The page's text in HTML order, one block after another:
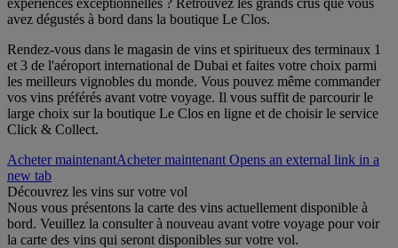
expériences exceptionnelles ? Retrouvez les grands crus que vous
avez dégustés à bord dans la boutique Le Clos.
Rendez-vous dans le magasin de vins et spiritueux des terminaux 1
et 3 de l'aéroport international de Dubai et faites votre choix parmi
les meilleurs vignobles du monde. Vous pouvez même commander
vos vins préférés avant votre voyage. Il vous suffit de parcourir le
large choix sur la boutique Le Clos en ligne et de choisir le service
Click & Collect.
Acheter maintenantAcheter maintenant Opens an external link in a
new tab
Découvrez les vins sur votre vol
Nous vous présentons la carte des vins actuellement disponible à
bord. Veuillez la consulter à nouveau avant votre voyage pour voir
la carte des vins qui seront disponibles sur votre vol.